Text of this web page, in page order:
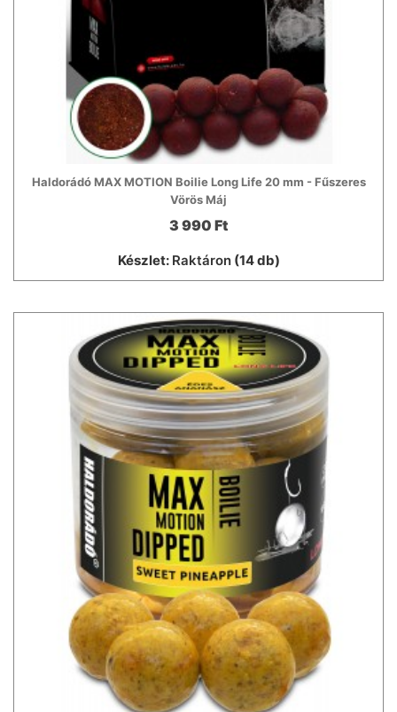
Haldorádó MAX MOTION Boilie Long Life 20 mm - Fűszeres
Vörös Máj
3 990 Ft
Készlet: Raktáron(14 db)